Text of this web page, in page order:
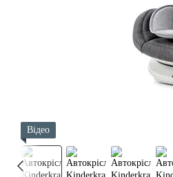
Відео